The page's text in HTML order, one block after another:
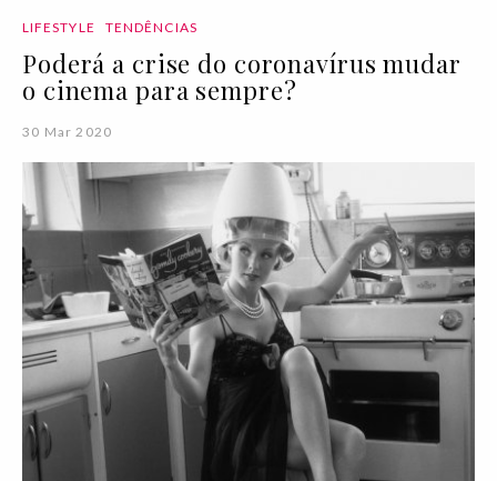
LIFESTYLE TENDÊNCIAS
Poderá a crise do coronavírus mudar
o cinema para sempre?
30 Mar 2020